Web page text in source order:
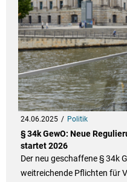
24.06.2025 Politik
§ 34k GewO: Neue
startet 2026
Der neu geschaffene § 34k
weitreichende Pflichten für